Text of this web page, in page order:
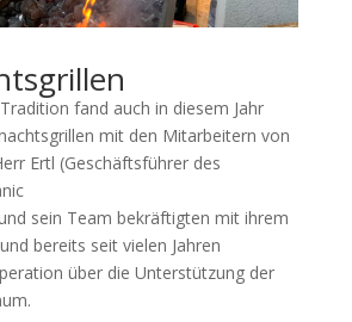
fand auch in diesem Jahr
mit den Mitarbeitern von
Ertl (Geschäftsführer des
sein Team bekräftigten mit ihrem
bereits seit vielen Jahren
über die Unterstützung der